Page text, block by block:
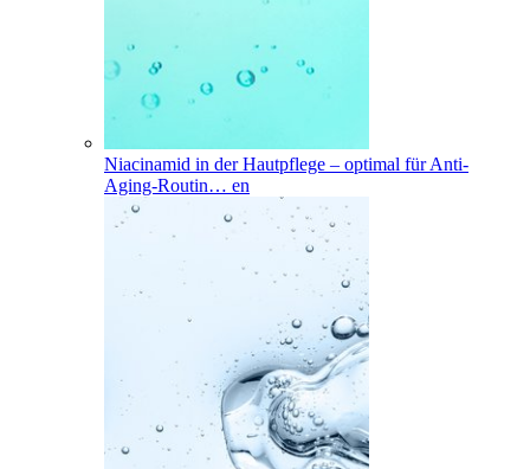
Niacinamid in der Hautpflege – optimal für Anti-
Aging-Routin… en